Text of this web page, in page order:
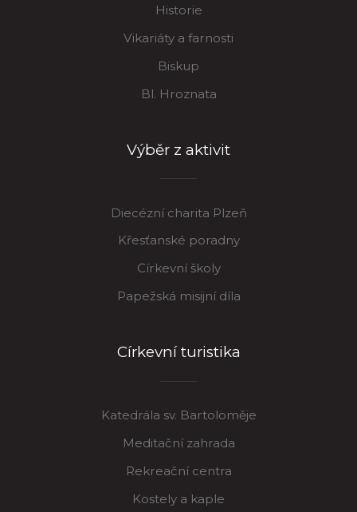
Historie
Vikariáty a farnosti
Biskup
Bl. Hroznata
Výběr z aktivit
Diecézní charita Plzeň
Křesťanské poradny
Církevní školy
Papežská misijní díla
Církevní turistika
Katedrála sv. Bartoloměje
Meditační zahrada
Rekreační centra
Kostely a kaple